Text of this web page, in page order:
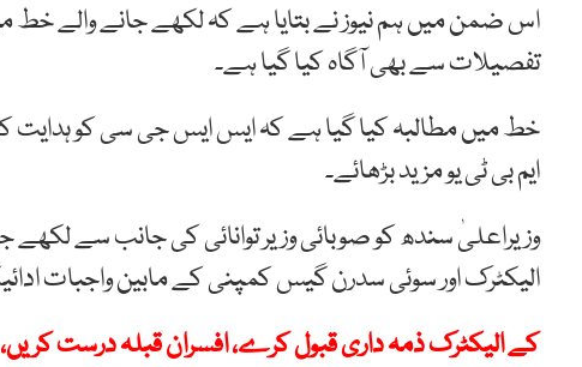
اس ضمن میں ہم نیوز نے بتایا ہے کہ لکھے جانے والے
تفصیلات سے بھی آگاہ کیا گیا ہے۔
ایم بی ٹی یو مزید بڑھائے۔
وزیراعلیٰ سندھ کو صوبائی وزیر توانائی کی جانب سے
الیکٹرک اور سوئی سدرن گیس کمپنی کے مابین واجبات
کے الیکٹرک ذمہ داری قبول کرے، افسران قبلہ درست